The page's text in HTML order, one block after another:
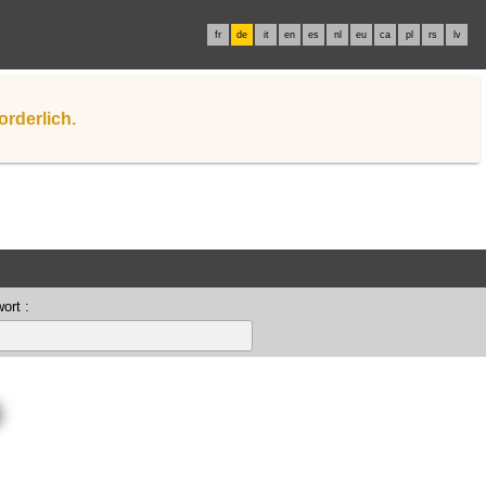
fr de it en es nl eu ca pl rs lv
: